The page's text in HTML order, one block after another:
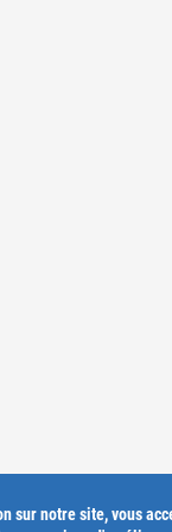
sur notre site, vous